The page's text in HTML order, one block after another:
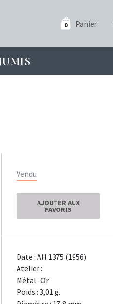
0 Panier
Vendu
AJOUTER AUX
FAVORIS
Date : AH 1375 (1956)
Atelier :
Métal : Or
Poids : 3,01 g.